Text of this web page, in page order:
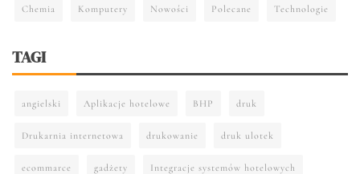
Chemia Komputery Nowości Polecane Technologie
TAGI
angielski Aplikacje hotelowe BHP druk
Drukarnia internetowa drukowanie druk ulotek
ecommarce gadżety Integracje systemów hotelowych